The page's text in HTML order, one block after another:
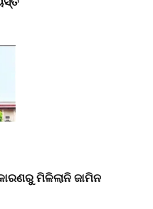
ମିଳିଲାନି ଜାମିନ